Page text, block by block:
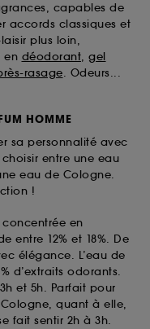
capables de
accords classiques et
plus loin,
en déodorant, gel
rasage. Odeurs...
HOMME
sa personnalité avec
entre une eau
eau de Cologne.
!
en
entre 12% et 18%. De
élégance. L’eau de
d’extraits odorants.
et 5h. Parfait pour
Cologne, quant à elle,
fait sentir 2h à 3h.